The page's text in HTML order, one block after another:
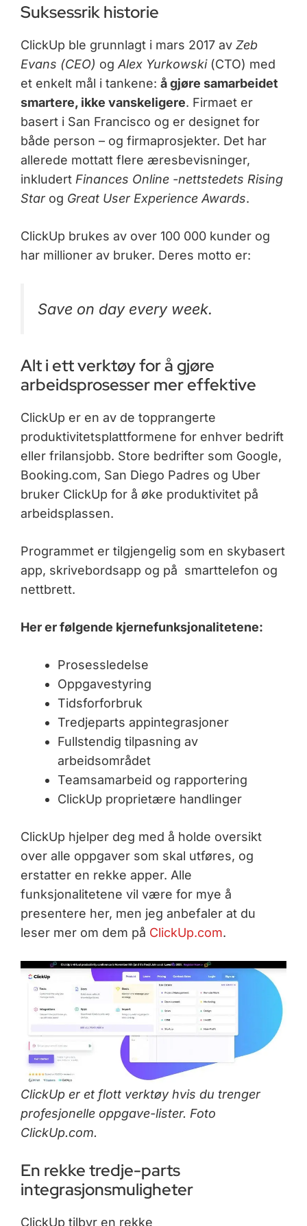
Suksessrik historie
ClickUp ble grunnlagt i mars 2017 av Zeb
Evans (CEO) og Alex Yurkowski(CTO) med
et enkelt mål i tankene: å gjøre samarbeidet
smartere, ikke vanskeligere. Firmaet er
basert i San Francisco og er designet for
både person – og firmaprosjekter. Det har
allerede mottatt flere æresbevisninger,
inkludertFinances Online -nettstedets Rising
Starog Great User Experience Awards.
ClickUp brukes av over 100 000 kunder og
har millioner av bruker. Deres motto er:
Save on day every week.
Alt i ett verktøy for å gjøre
arbeidsprosesser mer effektive
ClickUp er en av de topprangerte
produktivitetsplattformene for enhver bedrift
eller frilansjobb. Store bedrifter som Google,
Booking.com, San Diego Padres og Uber
bruker ClickUp for å øke produktivitet på
arbeidsplassen.
Programmet er tilgjengelig som en skybasert
app, skrivebordsapp og på smarttelefon og
nettbrett.
Her er følgende kjernefunksjonalitetene:
Prosessledelse
Oppgavestyring
Tidsforforbruk
Tredjeparts appintegrasjoner
Fullstendig tilpasning av
arbeidsområdet
Teamsamarbeid og rapportering
ClickUp proprietære handlinger
ClickUp hjelper deg med å holde oversikt
over alle oppgaver som skal utføres, og
erstatter en rekke apper. Alle
funksjonalitetene vil være for mye å
presentere her, men jeg anbefaler at du
leser mer om dem på ClickUp.com.
ClickUp er et flott verktøy hvis du trenger
profesjonelle oppgave-lister. Foto
ClickUp.com.
En rekke tredje-parts
integrasjonsmuligheter
ClickUp tilbyr en rekke